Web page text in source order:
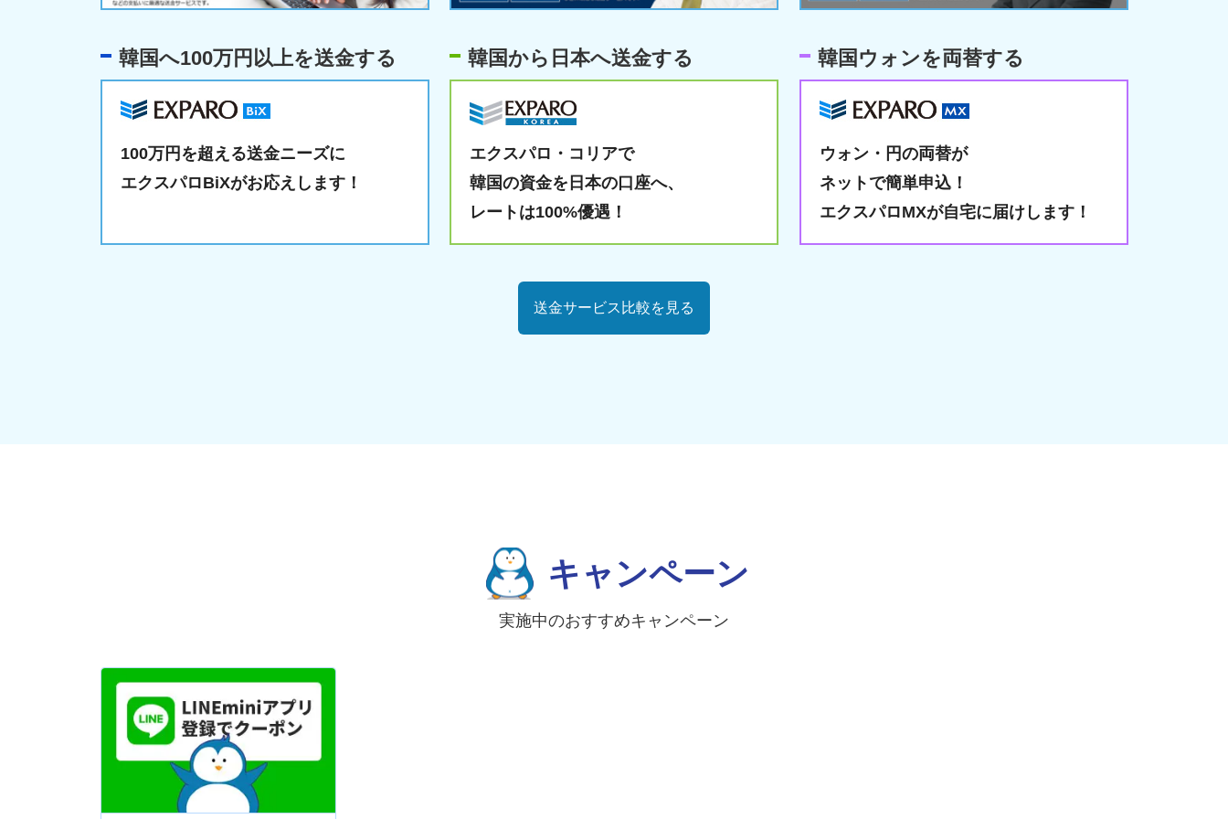
韓国へ100万円以上を送金する
100万円を超える送金ニーズに
エクスパロBiXがお応えします！
韓国から日本へ送金する
エクスパロ・コリアで
韓国の資金を日本の口座へ、
レートは100%優遇！
韓国ウォンを両替する
ウォン・円の両替が
ネットで簡単申込！
エクスパロMXが自宅に届けします！
送金サービス比較を見る
キャンペーン
実施中のおすすめキャンペーン